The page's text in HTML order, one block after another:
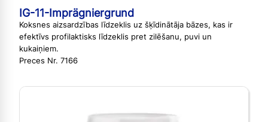
IG-11-Imprägniergrund
Koksnes aizsardzības līdzeklis uz šķīdinātāja bāzes, kas ir
efektīvs profilaktisks līdzeklis pret zilēšanu, puvi un
kukaiņiem.
Preces Nr. 7166